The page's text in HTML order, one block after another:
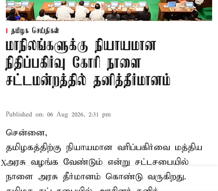
தமிழக செய்திகள்
மாநிலங்களுக்கு நியாயமான
நிதிப்பகிர்வு கோரி நாளை
சட்டமன்றத்தில் தனித்தீர்மானம்
Published on: 06 Aug 2026, 2:31 pm
சென்னை,
தமிழகத்திற்கு நியாயமான வரிப்பகிர்வை மத்திய
அரசு வழங்க வேண்டும் என்று சட்டசபையில்
நாளை அரசு தீர்மானம் கொண்டு வருகிறது.
X